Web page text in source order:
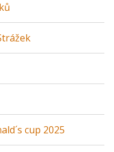
cup 2025